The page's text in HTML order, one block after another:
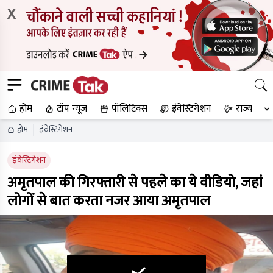
X
होम टॉप न्यूज पॉलिटिक्स इंवेस्टिगेशन राज्य
होम इंवेस्टिगेशन
इंवेस्टिगेशन
अमृतपाल की गिरफ्तारी से पहले का ये वीडियो, जहां
लोगों से बात करता नजर आया अमृतपाल